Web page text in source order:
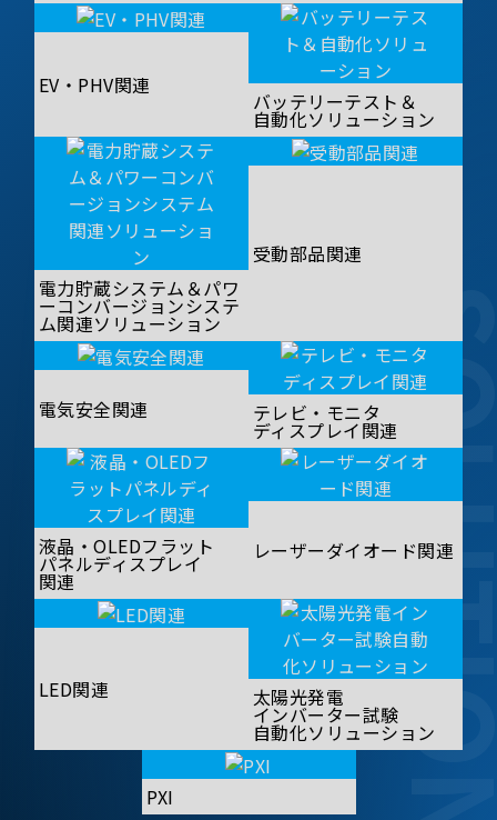
EV・PHV関連
バッテリーテスト＆
自動化ソリューション
電力貯蔵システム＆パワ
ーコンバージョンシステ
ム関連ソリューション
受動部品関連
電気安全関連 テレビ・モニタ
ディスプレイ関連
液晶・OLEDフラット
パネルディスプレイ
関連
レーザーダイオード関連
LED関連 太陽光発電
インバーター試験
自動化ソリューション
PXI